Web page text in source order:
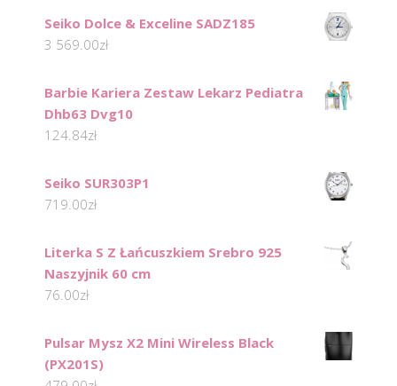
Seiko Dolce & Exceline SADZ185
3 569.00zł
Barbie Kariera Zestaw Lekarz Pediatra
Dhb63 Dvg10
124.84zł
Seiko SUR303P1
719.00zł
Literka S Z Łańcuszkiem Srebro 925
Naszyjnik 60 cm
76.00zł
Pulsar Mysz X2 Mini Wireless Black
(PX201S)